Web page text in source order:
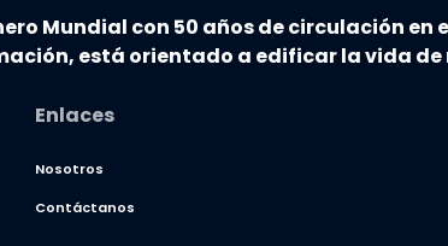
Mundial con 50 años de circulación en
está orientado a edificar la vida de
Enlaces
Nosotros
Contáctanos